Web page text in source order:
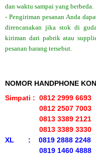
dan waktu sampai yang berbeda.
- Pengiriman pesanan Anda
direncanakan jika stok di
kiriman dari pabrik atau
pesanan barang tersebut.
NOMOR HANDPHONE
Simpati : 0812 2999 6693
0812 2507 7003
0813 3389 2121
0813 3389 3330
XL : 0819 2888 2248
0819 1460 4888